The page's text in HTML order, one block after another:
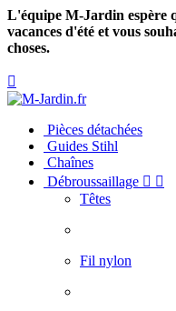
L'équipe M-Jardin espère
vacances d'été et vous
choses.

Pièces détachées
Guides Stihl
Chaînes
Débroussaillage  
Têtes
Fil nylon